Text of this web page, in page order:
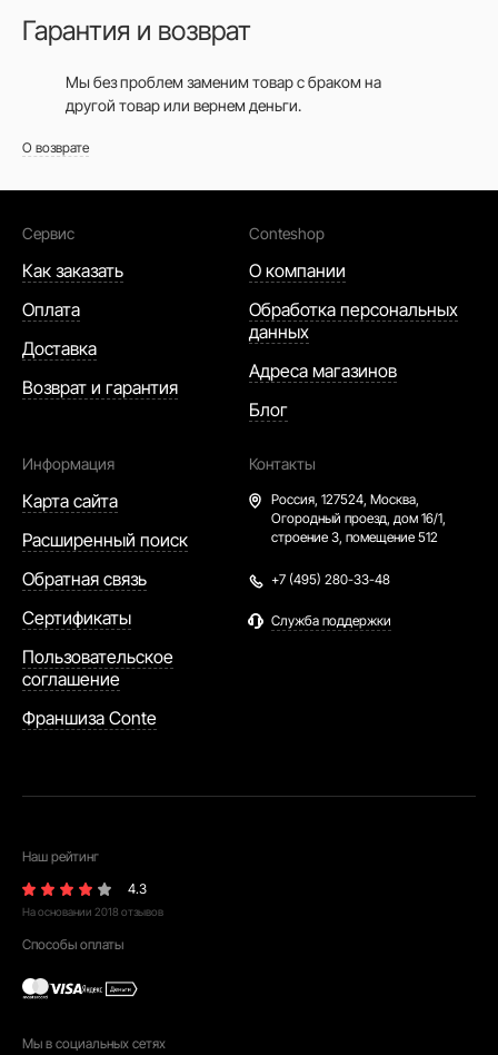
Гарантия и возврат
Мы без проблем заменим товар с браком на
другой товар или вернем деньги.
О возврате
Сервис
Как заказать
Оплата
Доставка
Возврат и гарантия
Conteshop
О компании
Обработка персональных
данных
Адреса магазинов
Блог
Информация
Карта сайта
Расширенный поиск
Обратная связь
Сертификаты
Пользовательское
соглашение
Франшиза Conte
Контакты
Россия, 127524, Москва,
Огородный проезд, дом 16/1,
строение 3, помещение 512
+7 (495) 280-33-48
Служба поддержки
Наш рейтинг
4.3
На основании 2018 отзывов
Способы оплаты
Мы в социальных сетях